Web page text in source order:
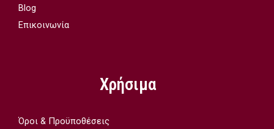
Blog
Επικοινωνία
Χρήσιμα
Όροι & Προϋποθέσεις